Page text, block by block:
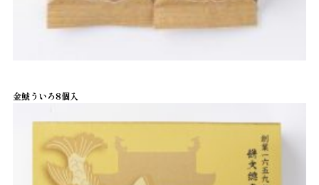
金鯱ういろ8個入